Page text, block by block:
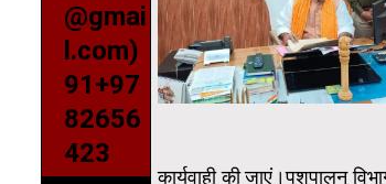
@gmai
l.com)
91+97
82656
423
कार्यवाही की जाएं।पशुपालन